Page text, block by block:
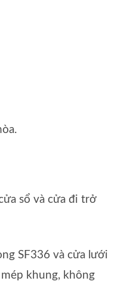
sổ và cửa đi trở
SF336 và cửa lưới
khung, không